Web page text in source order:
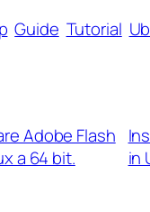
Guide Tutorial
Adobe Flash
a 64 bit.
in